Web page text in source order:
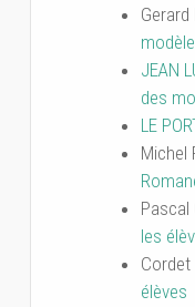
JEAN
des
LE
Michel
Pascal
les
Cordet
élèves